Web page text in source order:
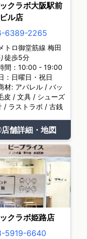
クラボ大阪駅前
ル店
6389-2265
トロ御堂筋線 梅田
徒歩5分
間：10:00 - 19:00
：日曜日・祝日
材: アパレル / バッ
皮 / 文具 / シューズ
/ ラストラボ / 古銭
店舗詳細・地図
クラボ姫路店
5919-6640